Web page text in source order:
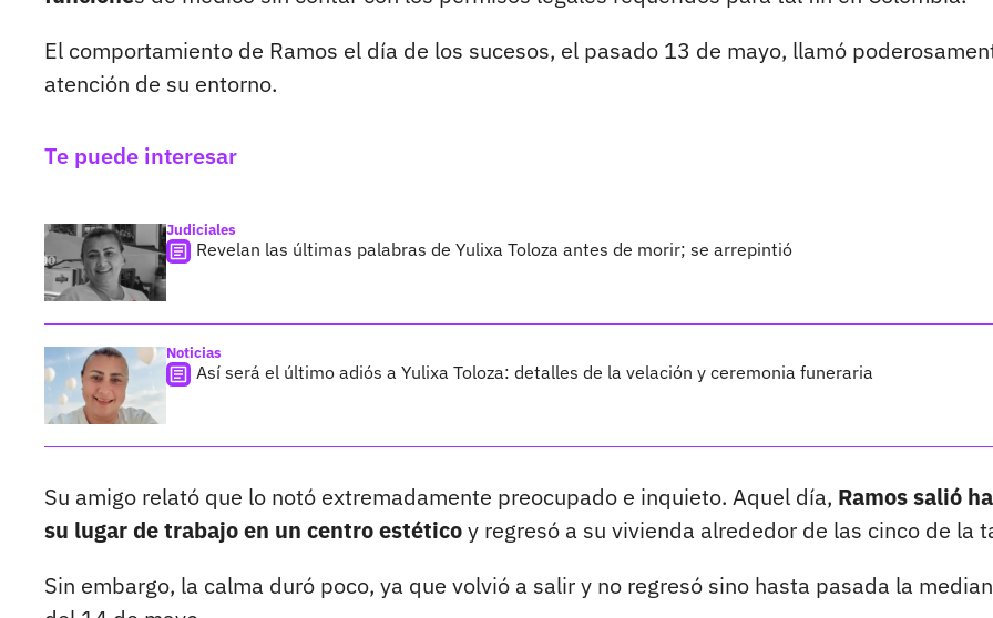
El comportamiento de Ramos el día de los sucesos, el pasado 13 de mayo, llamó
atención de su entorno.
Te puede interesar
Judiciales
Revelan las últimas palabras de Yulixa Toloza antes de morir; se arrepintió
Noticias
Así será el último adiós a Yulixa Toloza: detalles de la velación y ceremonia funeraria
Su amigo relató que lo notó extremadamente preocupado e inquieto. Aquel día, Ramos salió
su lugar de trabajo en un centro estéticoy regresó a su vivienda alrededor de las cinco de la
Sin embargo, la calma duró poco, ya que volvió a salir y no regresó sino hasta pasada la